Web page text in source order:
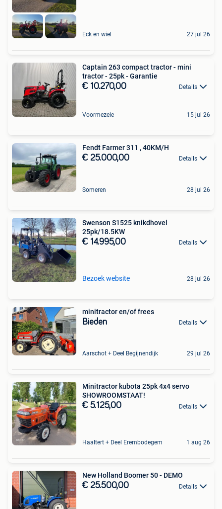
Eck en wiel 27 jul 26
Captain 263 compact tractor - mini
tractor - 25pk - Garantie
€ 10.270,00 Details
Voormezele 15 jul 26
Fendt Farmer 311 , 40KM/H
€ 25.000,00 Details
Someren 28 jul 26
Swenson S1525 knikdhovel
25pk/18.5KW
€ 14.995,00 Details
Bezoek website 28 jul 26
minitractor en/of frees
Bieden Details
Aarschot + Deel Begijnendijk 29 jul 26
Minitractor kubota 25pk 4x4 servo
SHOWROOMSTAAT!
€ 5.125,00 Details
Haaltert + Deel Erembodegem 1 aug 26
New Holland Boomer 50 - DEMO
€ 25.500,00 Details